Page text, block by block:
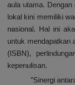
aula utama. Dengan
lokal kini memiliki
nasional. Hal ini
untuk mendapatkan
(ISBN),
kepenulisan.
"Sinergi